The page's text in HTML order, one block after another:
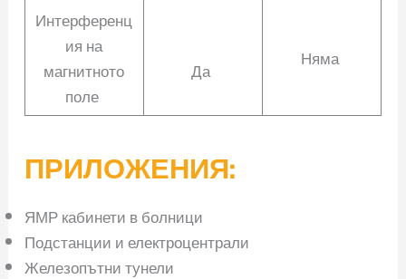
Интерференц
ия на
магнитното
поле
Да
Няма
ПРИЛОЖЕНИЯ:
ЯМР кабинети в болници
Подстанции и електроцентрали
Железопътни тунели